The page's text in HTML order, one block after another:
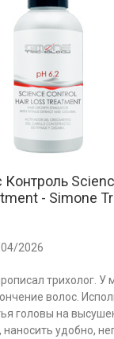
- Simone
2026
трихолог. У
волос.
головы на
удобно,